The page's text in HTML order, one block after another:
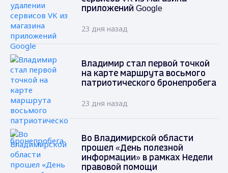
приложений Google
23 дня назад
Владимир стал первой точкой
на карте маршрута восьмого
патриотического бронепробега
23 дня назад
Во Владимирской области
прошел «День полезной
информации» в рамках Недели
правовой помощи